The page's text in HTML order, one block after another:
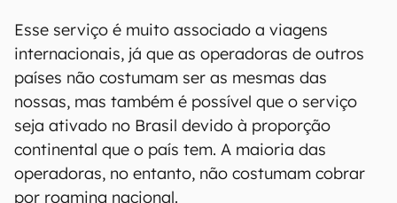
O roaming é o termo usado para designar
aparelhos que estão fora da área de cobertura
onde o número foi registrado. Todo celular,
quando cadastrado, recebe o DDD, que verifica
o estado onde seu número foi registrado, e,
quando sai dessa área, é possível habilitar o
roaming e utilizar o aparelho.